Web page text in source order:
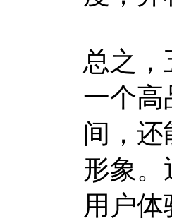
总之，
一个高
间，还
形象。
用户